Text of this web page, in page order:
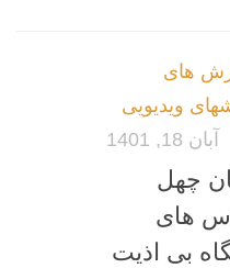
های
ویدیویی
آبان 18, 1401
شماره 1920 آبان چهل
های
بی اذیت